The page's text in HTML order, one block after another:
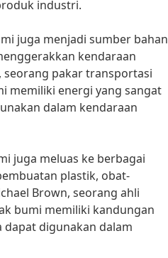
industri.
juga menjadi sumber bahan
kendaraan
seorang pakar transportasi
memiliki energi yang sangat
dalam kendaraan
juga meluas ke berbagai
plastik, obat-
Brown, seorang ahli
bumi memiliki kandungan
dapat digunakan dalam